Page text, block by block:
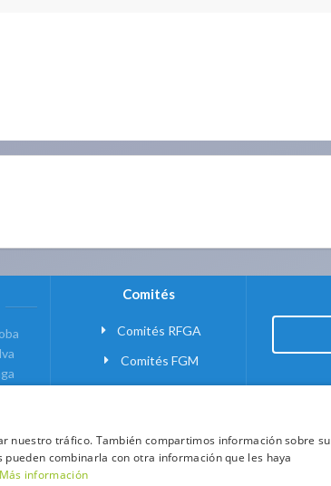
Comités
Comités RFGA
Comités FGM
nuestro tráfico. También compartimos información sobre su
combinarla con otra información que les haya
Más información